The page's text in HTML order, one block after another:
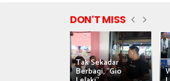
DON'T MISS
Tak Sekadar
Berbagi, "Gio